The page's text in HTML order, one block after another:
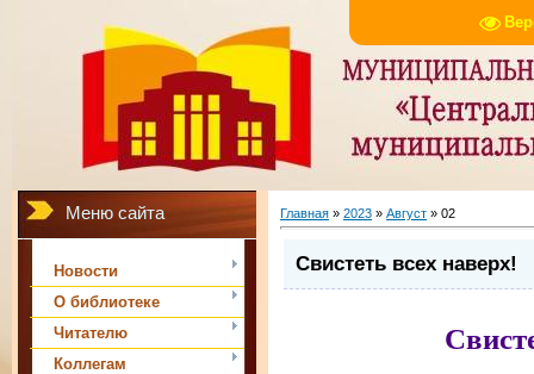
Меню сайта
Новости
О библиотеке
Читателю
Коллегам
Главная » 2023 » Август » 02
Свистеть всех наверх!